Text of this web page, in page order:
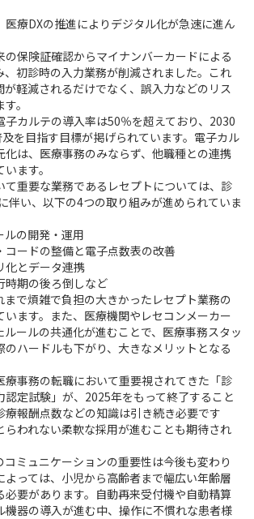
医療DXの推進によりデジタル化が急速に進ん
の保険証確認からマイナンバーカードによる
、初診時の入力業務が削減されました。これ
が軽減されるだけでなく、誤入力などのリス
。
子カルテの導入率は50％を超えており、2030
を目指す目標が掲げられています。電子カル
化は、医療事務のみならず、他職種との連携
ます。
て重要な業務であるレセプトについては、診
伴い、以下の4つの取り組みが進められていま
ルの開発・運用
コードの整備と電子点数表の改善
化とデータ連携
時期の後ろ倒しなど
まで煩雑で負担の大きかったレセプト業務の
います。また、医療機関やレセコンメーカー
ルールの共通化が進むことで、医療事務スタッ
のハードルも下がり、大きなメリットとなる
療事務の転職において重要視されてきた「診
認定試験」が、2025年をもって終了すること
療報酬点数などの知識は引き続き必要です
らわれない柔軟な採用が進むことも期待され
コミュニケーションの重要性は今後も変わり
よっては、小児から高齢者まで幅広い年齢層
必要があります。自動再来受付機や自動精算
機器の導入が進む中、操作に不慣れな患者様